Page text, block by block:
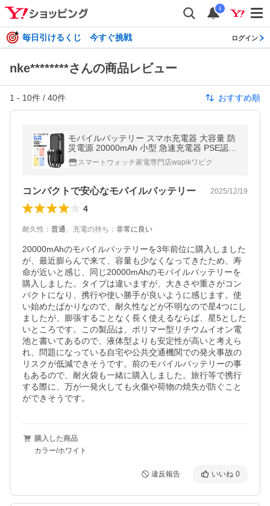
i
毎日引けるくじ 今すぐ挑戦 ログイン
nke********さんの商品レビュー
1 - 10件 / 40件 おすすめ順
モバイルバッテリー スマホ充電器 大容量 防
災電源 20000mAh 小型 急速充電器 PSE認証
済 残量表示 3台同時充電 携帯充電器 iPhone/
iPad/Android対応 送料無料
スマートウォッチ家電専門店wapikワピク
コンパクトで安心なモバイルバッテリー 2025/12/19
4
耐久性 ： 普通、 充電の持ち ： 非常に良い
20000mAhのモバイルバッテリーを3年前位に購入しました
が、最近膨らんで来て、容量も少なくなってきたため、寿
命が近いと感じ、同じ20000mAhのモバイルバッテリーを
購入しました。タイプは違いますが、大きさや重さがコン
パクトになり、携行や使い勝手が良いように感じます。使
い始めたばかりなので、耐久性などが不明なので星4つにし
ましたが、膨張することなく長く使えるならば、星5とした
いところです。この製品は、ポリマー型リチウムイオン電
池と書いてあるので、液体型よりも安定性が高いと考えら
れ、問題になっている自宅や公共交通機関での発火事故の
リスクが低減できそうです。前のモバイルバッテリーの事
もあるので、耐火袋も一緒に購入しました。旅行等で携行
する際に、万が一発火しても火傷や荷物の焼失が防ぐこと
ができそうです。
購入した商品
カラー/ホワイト
違反報告 いいね 0